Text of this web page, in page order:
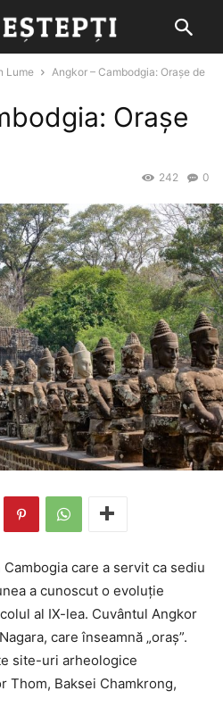
Lume
Angkor – Cambodgia: Orașe de
Orașe
0
242
care a servit ca sediu
a cunoscut o evoluţie
al IX-lea. Cuvântul Angkor
care înseamnă „oraș”.
site-uri arheologice
Thom, Baksei Chamkrong,